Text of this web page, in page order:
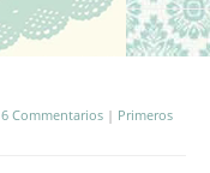
6 Commentarios | Primeros